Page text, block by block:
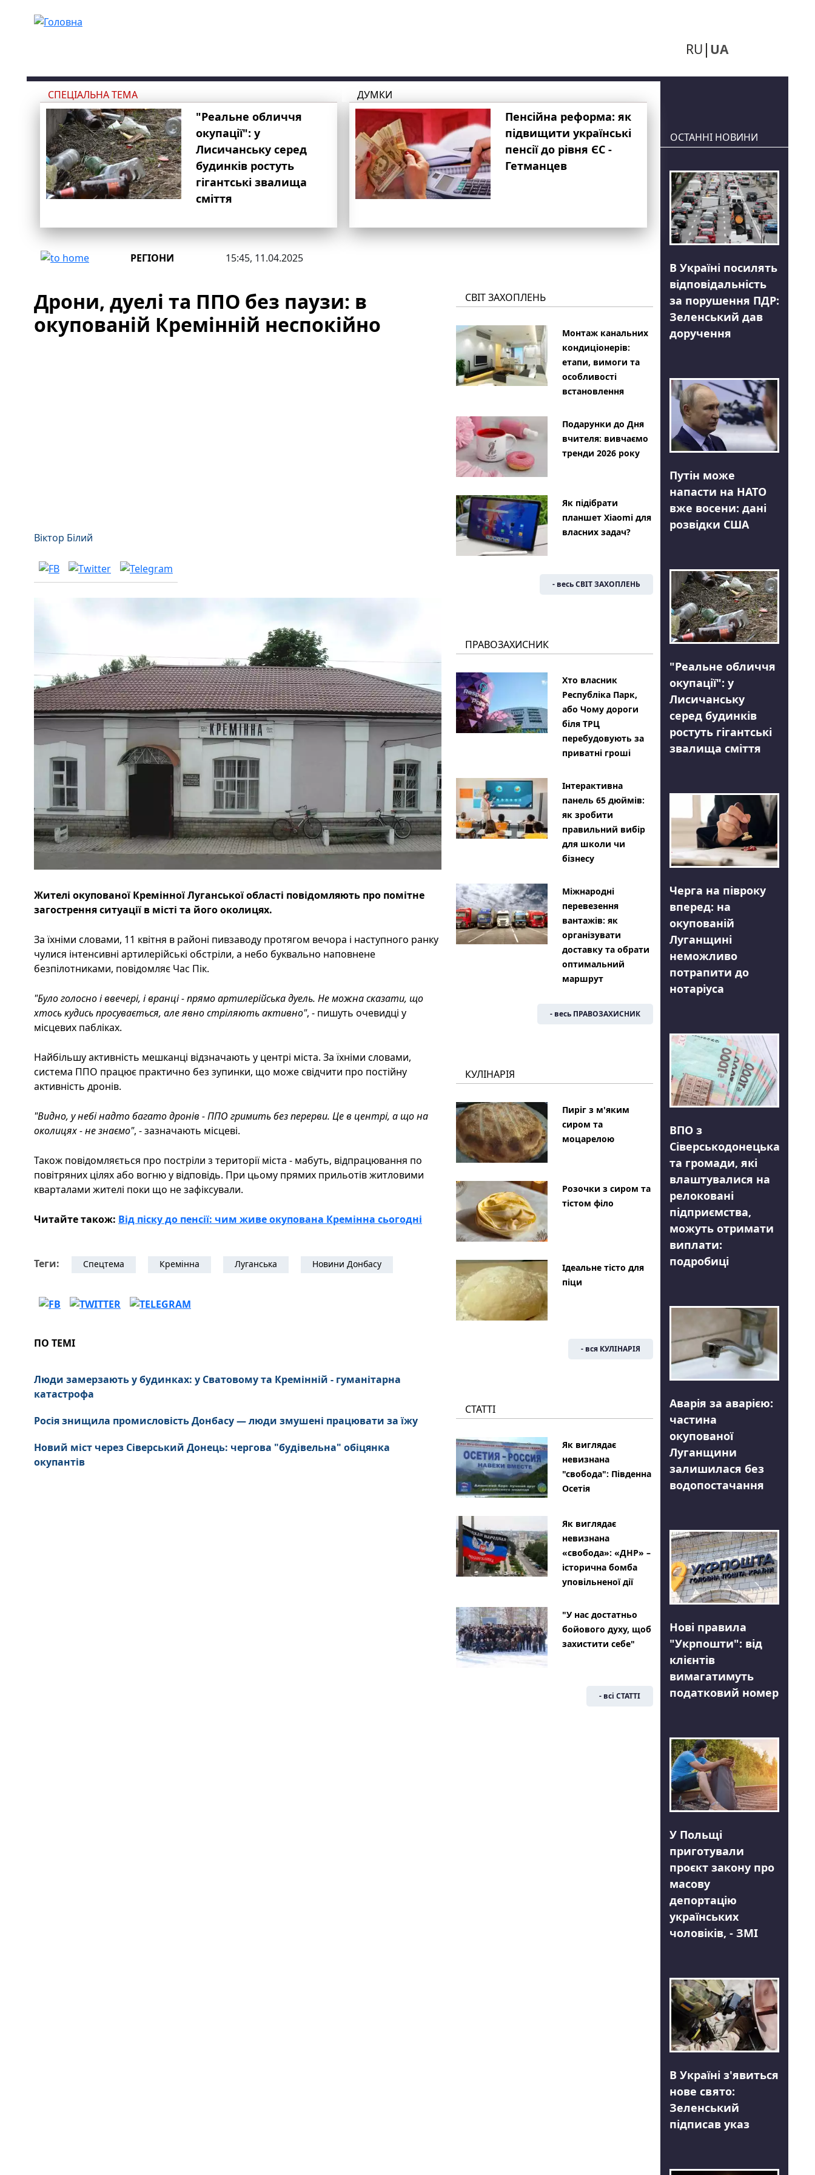
RU UA
СПЕЦІАЛЬНА ТЕМА
"Реальне обличчя
окупації": у
Лисичанську серед
будинків ростуть
гігантські звалища
сміття
ДУМКИ
Пенсійна реформа: як
підвищити українські
пенсії до рівня ЄС -
Гетманцев
РЕГІОНИ 15:45, 11.04.2025
Дрони, дуелі та ППО без паузи: в
окупованій Кремінній неспокійно
Віктор Білий
Жителі окупованої Кремінної Луганської області повідомляють про помітне
загострення ситуації в місті та його околицях.
За їхніми словами, 11 квітня в районі пивзаводу протягом вечора і наступного ранку
чулися інтенсивні артилерійські обстріли, а небо буквально наповнене
безпілотниками, повідомляє Час Пік.
"Було голосно і ввечері, і вранці - прямо артилерійська дуель. Не можна сказати, що
хтось кудись просувається, але явно стріляють активно", - пишуть очевидці у
місцевих пабліках.
Найбільшу активність мешканці відзначають у центрі міста. За їхніми словами,
система ППО працює практично без зупинки, що може свідчити про постійну
активність дронів.
"Видно, у небі надто багато дронів - ППО гримить без перерви. Це в центрі, а що на
околицях - не знаємо", - зазначають місцеві.
Також повідомляється про постріли з території міста - мабуть, відпрацювання по
повітряних цілях або вогню у відповідь. При цьому прямих прильотів житловими
кварталами жителі поки що не зафіксували.
Читайте також: Від піску до пенсії: чим живе окупована Кремінна сьогодні
Теги: Спецтема Кремінна Луганська Новини Донбасу
ПО ТЕМІ
Люди замерзають у будинках: у Сватовому та Кремінній - гуманітарна
катастрофа
Росія знищила промисловість Донбасу — люди змушені працювати за їжу
Новий міст через Сіверський Донець: чергова "будівельна" обіцянка
окупантів
СВІТ ЗАХОПЛЕНЬ
Монтаж канальних
кондиціонерів:
етапи, вимоги та
особливості
встановлення
Подарунки до Дня
вчителя: вивчаємо
тренди 2026 року
Як підібрати
планшет Xiaomi для
власних задач?
- весь СВІТ ЗАХОПЛЕНЬ
ПРАВОЗАХИСНИК
Хто власник
Республіка Парк,
або Чому дороги
біля ТРЦ
перебудовують за
приватні гроші
Інтерактивна
панель 65 дюймів:
як зробити
правильний вибір
для школи чи
бізнесу
Міжнародні
перевезення
вантажів: як
організувати
доставку та обрати
оптимальний
маршрут
- весь ПРАВОЗАХИСНИК
КУЛІНАРІЯ
Пиріг з м'яким
сиром та
моцарелою
Розочки з сиром та
тістом філо
Ідеальне тісто для
піци
- вся КУЛІНАРІЯ
СТАТТІ
Як виглядає
невизнана
"свобода": Південна
Осетія
Як виглядає
невизнана
«свобода»: «ДНР» –
історична бомба
уповільненої дії
"У нас достатньо
бойового духу, щоб
захистити себе"
- всі СТАТТІ
ОСТАННІ НОВИНИ
В Україні посилять
відповідальність
за порушення ПДР:
Зеленський дав
доручення
Путін може
напасти на НАТО
вже восени: дані
розвідки США
"Реальне обличчя
окупації": у
Лисичанську
серед будинків
ростуть гігантські
звалища сміття
Черга на півроку
вперед: на
окупованій
Луганщині
неможливо
потрапити до
нотаріуса
ВПО з
Сіверськодонецька
та громади, які
влаштувалися на
релоковані
підприємства,
можуть отримати
виплати:
подробиці
Аварія за аварією:
частина
окупованої
Луганщини
залишилася без
водопостачання
Нові правила
"Укрпошти": від
клієнтів
вимагатимуть
податковий номер
У Польщі
приготували
проєкт закону про
масову
депортацію
українських
чоловіків, - ЗМІ
В Україні з'явиться
нове свято:
Зеленський
підписав указ